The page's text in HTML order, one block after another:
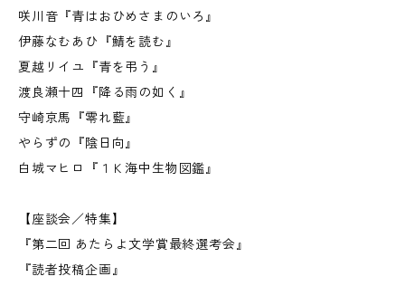
咲川音『青はおひめさまのいろ』
伊藤なむあひ『鯖を読む』
夏越リイユ『青を弔う』
渡良瀬十四『降る雨の如く』
守崎京馬『零れ藍』
やらずの『陰日向』
白城マヒロ『１Ｋ海中生物図鑑』
【座談会／特集】
『第二回 あたらよ文学賞最終選考会』
『読者投稿企画』